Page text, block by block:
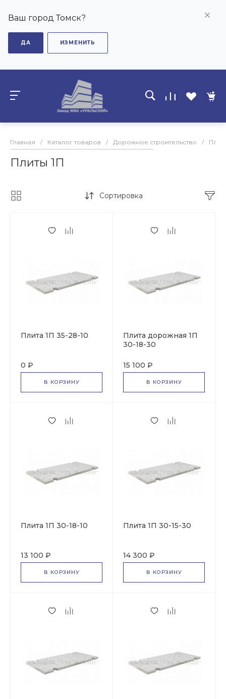
Ваш город Томск?
ДА ИЗМЕНИТЬ
Главная / Каталог товаров / Дорожное строительство /
Плиты 1П
Сортировка
Плита 1П 35-28-10
0 ₽
В КОРЗИНУ
Плита дорожная 1П
30-18-30
15 100 ₽
В КОРЗИНУ
Плита 1П 30-18-10
13 100 ₽
В КОРЗИНУ
Плита 1П 30-15-30
14 300 ₽
В КОРЗИНУ